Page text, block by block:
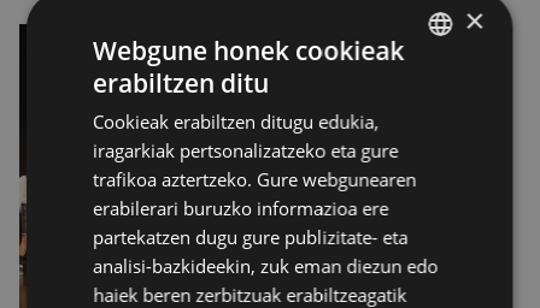
×
Webgune honek cookieak
erabiltzen ditu
Cookieak erabiltzen ditugu edukia,
iragarkiak pertsonalizatzeko eta gure
trafikoa aztertzeko. Gure webgunearen
erabilerari buruzko informazioa ere
partekatzen dugu gure publizitate- eta
analisi-bazkideekin, zuk eman diezun edo
haiek beren zerbitzuak erabiltzeagatik